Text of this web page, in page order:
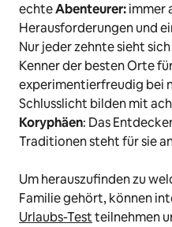
echteAbenteurer:immer
Herausforderungen und
Nur jeder zehnte sieht
Kenner der besten Orte
experimentierfreudig bei
Schlusslicht bilden mit
Koryphäen: Das
Traditionen steht für sie
Um herauszufinden zu
Familie gehört, können
Urlaubs-Testteilnehmen